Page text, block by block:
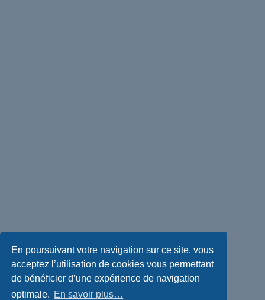
En poursuivant votre navigation sur ce site, vous
acceptez l’utilisation de cookies vous permettant
de bénéficier d’une expérience de navigation
optimale. En savoir plus…